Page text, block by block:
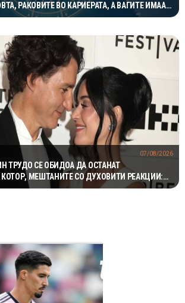
РАКОВИТЕ ВО КАРИЕРАТА, А ВАГИТЕ ИМААТ
ТРУДО СЕ ОБИДОА ДА ОСТАНАТ
МЕШТАНИТЕ СО ДУХОВИТИ РЕАКЦИИ:
07/08/2026